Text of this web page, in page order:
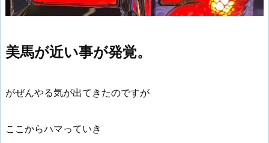
美馬が近い事が発覚。
がぜんやる気が出てきたのですが
ここからハマっていき